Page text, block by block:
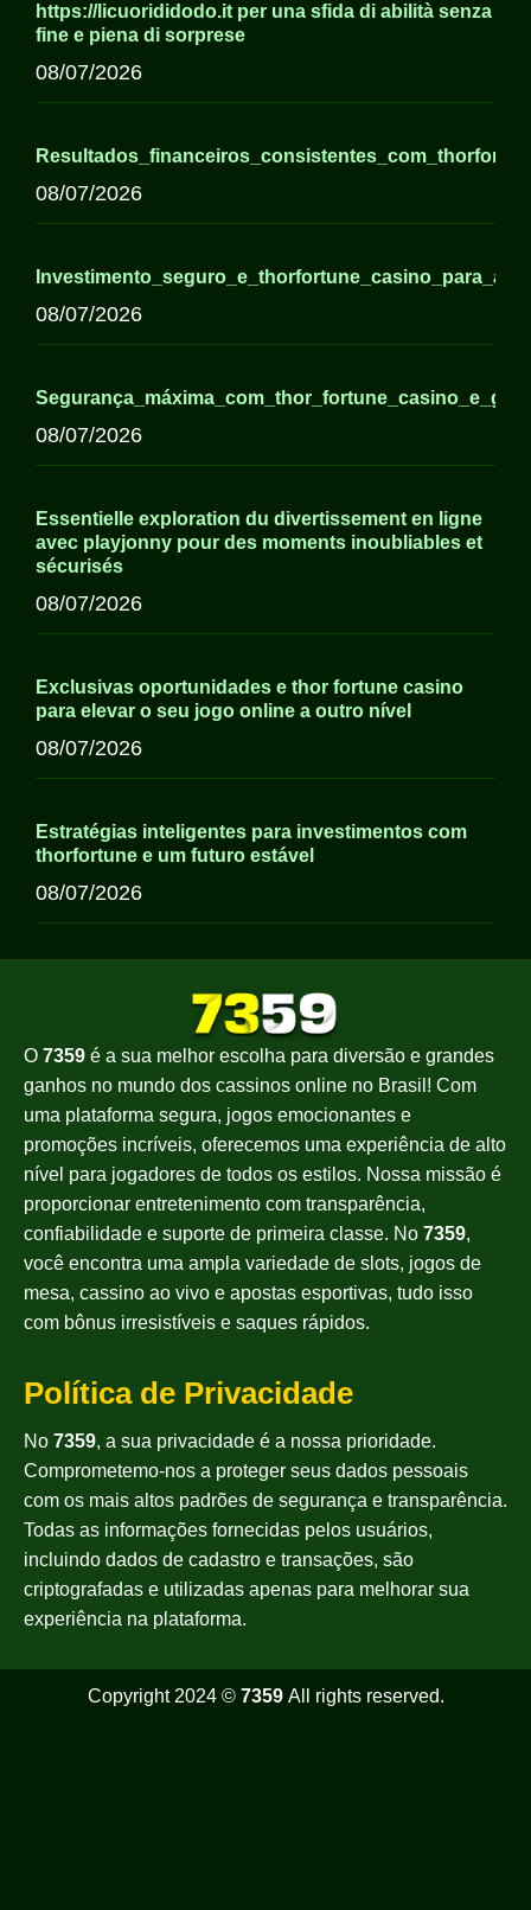
https://licuorididodo.it per una sfida di abilità senza
fine e piena di sorprese
08/07/2026
08/07/2026
08/07/2026
08/07/2026
Essentielle exploration du divertissement en ligne
avec playjonny pour des moments inoubliables et
sécurisés
08/07/2026
Exclusivas oportunidades e thor fortune casino
para elevar o seu jogo online a outro nível
08/07/2026
Estratégias inteligentes para investimentos com
thorfortune e um futuro estável
08/07/2026
O 7359 é a sua melhor escolha para diversão e grandes
ganhos no mundo dos cassinos online no Brasil! Com
uma plataforma segura, jogos emocionantes e
promoções incríveis, oferecemos uma experiência de alto
nível para jogadores de todos os estilos. Nossa missão é
proporcionar entretenimento com transparência,
confiabilidade e suporte de primeira classe. No 7359,
você encontra uma ampla variedade de slots, jogos de
mesa, cassino ao vivo e apostas esportivas, tudo isso
com bônus irresistíveis e saques rápidos.
Política de Privacidade
No 7359, a sua privacidade é a nossa prioridade.
Comprometemo-nos a proteger seus dados pessoais
com os mais altos padrões de segurança e transparência.
Todas as informações fornecidas pelos usuários,
incluindo dados de cadastro e transações, são
criptografadas e utilizadas apenas para melhorar sua
experiência na plataforma.
Copyright 2024 © 7359All rights reserved.